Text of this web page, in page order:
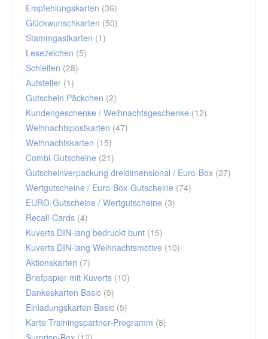
Empfehlungskarten (36)
Glückwunschkarten (50)
Stammgastkarten (1)
Lesezeichen (5)
Schleifen (28)
Aufsteller (1)
Gutschein Päckchen (2)
Kundengeschenke / Weihnachtsgeschenke (12)
Weihnachtspostkarten (47)
Weihnachtskarten (15)
Combi-Gutscheine (21)
Gutscheinverpackung dreidimensional / Euro-Box (27)
Wertgutscheine / Euro-Box-Gutscheine (74)
EURO-Gutscheine / Wertgutscheine (3)
Recall-Cards (4)
Kuverts DIN-lang bedruckt bunt (15)
Kuverts DIN-lang Weihnachtsmotive (10)
Aktionskarten (7)
Briefpapier mit Kuverts (10)
Dankeskarten Basic (5)
Einladungskarten Basic (5)
Karte Trainingspartner-Programm (8)